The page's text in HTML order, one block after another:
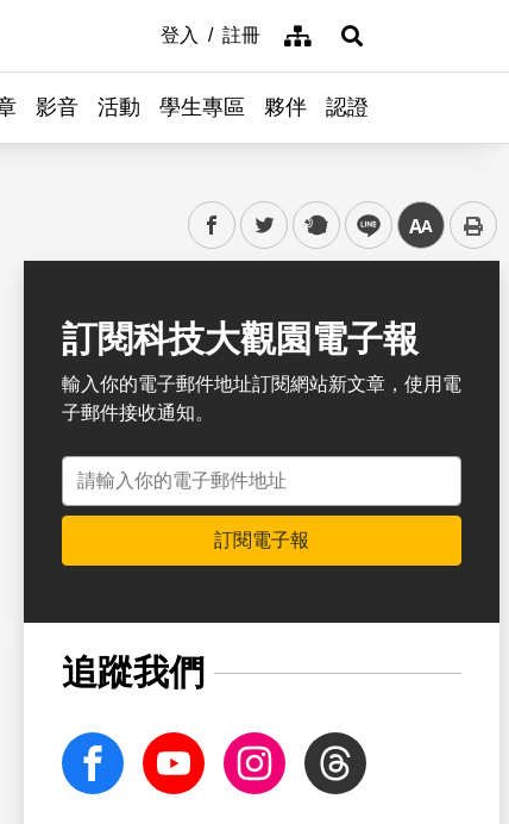
登入 註冊 網站導覽展開搜尋
影音 活動 學生專區 夥伴 認證
facebooktwitter plurk line 中
訂閱科技大觀園電子報
輸入你的電子郵件地址訂閱網站新文章，使用電
子郵件接收通知。
電子郵件地址
訂閱電子報
追蹤我們
facebook Youtube InstagramThreads